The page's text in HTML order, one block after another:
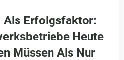
Als Erfolgsfaktor:
Heute
Müssen Als Nur